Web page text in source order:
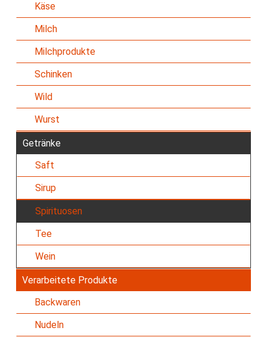
Käse
Milch
Milchprodukte
Schinken
Wild
Wurst
Getränke
Saft
Sirup
Spirituosen
Tee
Wein
Verarbeitete Produkte
Backwaren
Nudeln